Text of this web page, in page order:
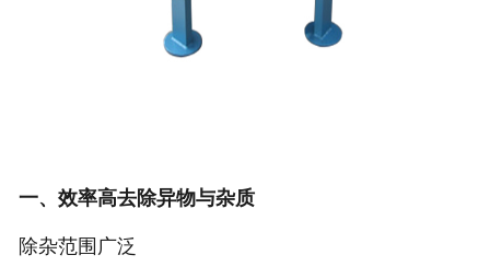
一、效率高去除异物与杂质
‌除杂范围广泛‌